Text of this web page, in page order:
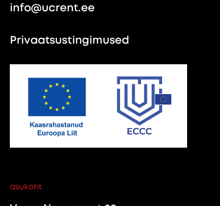
info@ucrent.ee
Privaatsustingimused
asukoht